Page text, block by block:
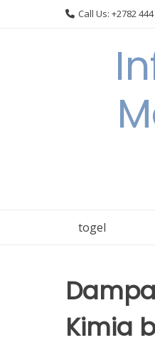
Call Us: +2782 444
togel
Kimia